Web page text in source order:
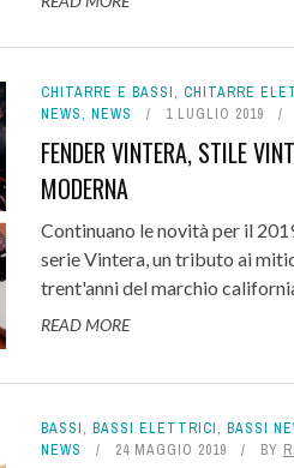
CHITARRE E BASSI, CHITARRE
NEWS, NEWS 1 LUGLIO 2019
FENDER VINTERA, STILE
MODERNA
Continuano le novità per il
serie Vintera, un tributo ai
trent'anni del marchio
READ MORE
BASSI, BASSI ELETTRICI, BASSI
NEWS
24 MAGGIO 2019 BY